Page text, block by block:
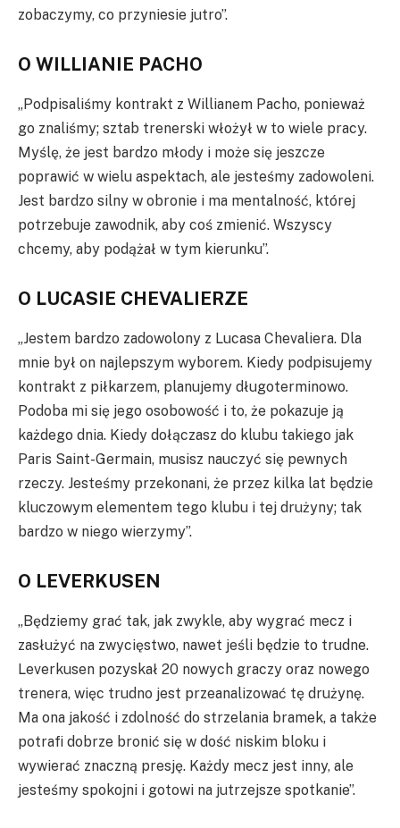
zobaczymy, co przyniesie jutro”.
O WILLIANIE PACHO
„Podpisaliśmy kontrakt z Willianem Pacho, ponieważ
go znaliśmy; sztab trenerski włożył w to wiele pracy.
Myślę, że jest bardzo młody i może się jeszcze
poprawić w wielu aspektach, ale jesteśmy zadowoleni.
Jest bardzo silny w obronie i ma mentalność, której
potrzebuje zawodnik, aby coś zmienić. Wszyscy
chcemy, aby podążał w tym kierunku”.
O LUCASIE CHEVALIERZE
„Jestem bardzo zadowolony z Lucasa Chevaliera. Dla
mnie był on najlepszym wyborem. Kiedy podpisujemy
kontrakt z piłkarzem, planujemy długoterminowo.
Podoba mi się jego osobowość i to, że pokazuje ją
każdego dnia. Kiedy dołączasz do klubu takiego jak
Paris Saint-Germain, musisz nauczyć się pewnych
rzeczy. Jesteśmy przekonani, że przez kilka lat będzie
kluczowym elementem tego klubu i tej drużyny; tak
bardzo w niego wierzymy”.
O LEVERKUSEN
„Będziemy grać tak, jak zwykle, aby wygrać mecz i
zasłużyć na zwycięstwo, nawet jeśli będzie to trudne.
Leverkusen pozyskał 20 nowych graczy oraz nowego
trenera, więc trudno jest przeanalizować tę drużynę.
Ma ona jakość i zdolność do strzelania bramek, a także
potrafi dobrze bronić się w dość niskim bloku i
wywierać znaczną presję. Każdy mecz jest inny, ale
jesteśmy spokojni i gotowi na jutrzejsze spotkanie”.